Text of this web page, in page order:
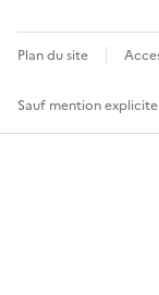
Plan du site
Sauf mention